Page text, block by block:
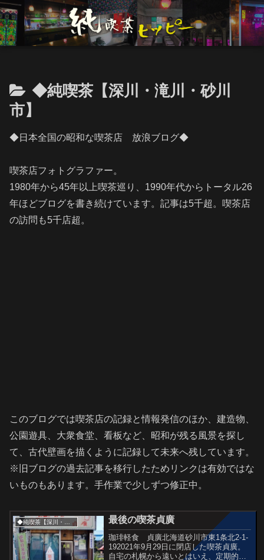
◆純喫茶【深川・滝川・砂川
市】
◆日本全国の昭和な喫茶店 放浪ブログ◆
喫茶店フォトグラファー。
1980年から45年以上喫茶巡り、1990年代からトータル26
年ほどブログを書き続けています。記事は5千超。喫茶店
の訪問も5千店超。
このブログでは喫茶店の記録と情報発信のほか、建造物、
公園遊具、大衆食堂、看板など、昭和が残る風景を探し
て、古代壁画を描くように記録して未来へ残しています。
※旧ブログの過去記事を移行したためリンクは有効ではな
いものもあります。手作業で少しずつ修正中。
◆純喫茶【深川・滝川・砂川市】 最後の喫茶貞廣
珈琲軽食 貞廣北海道砂川市東1条北2-1-
192021年9月29日に閉店した喫茶貞廣。
自宅の札幌から遠いとはいえ、定期的に